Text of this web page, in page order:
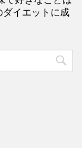
イエットに成